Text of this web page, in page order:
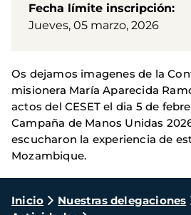
Fecha límite inscripción
Jueves, 05 marzo, 2026
Os dejamos imagenes de la
misionera María Aparecida
actos del CESET el dia 5 de
Campaña de Manos Unidas
escucharon la experiencia de
Mozambique.
Ruta
Inicio Nuestras delegaciones